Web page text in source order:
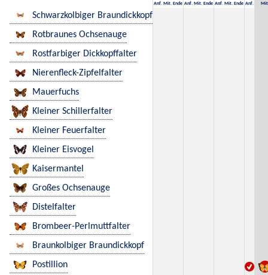
Anf. Mit. Ende Anf. Mit. Ende Anf. Mit. Ende Anf.
Schwarzkolbiger Braundickkopf
Rotbraunes Ochsenauge
Rostfarbiger Dickkopffalter
Nierenfleck-Zipfelfalter
Mauerfuchs
Kleiner Schillerfalter
Kleiner Feuerfalter
Kleiner Eisvogel
Kaisermantel
Großes Ochsenauge
Distelfalter
Brombeer-Perlmuttfalter
Braunkolbiger Braundickkopf
Postillion